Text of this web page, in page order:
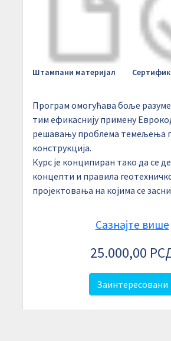
Штампани материјал
Програм омогућава боље
тим ефикаснију примену
решавању проблема темељења
конструкција.
Курс је конципиран тако да се
концепти и правила
пројектовања на којима се
Сазнајте више
25.000,00
Заинтересовани